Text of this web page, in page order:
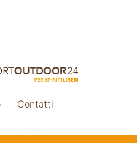
Contatti